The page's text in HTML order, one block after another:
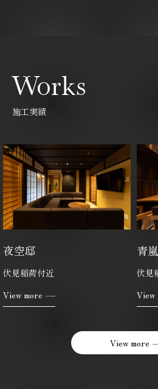
Works
施工実績
青嵐邸
伏見稲荷付近
View more
View more